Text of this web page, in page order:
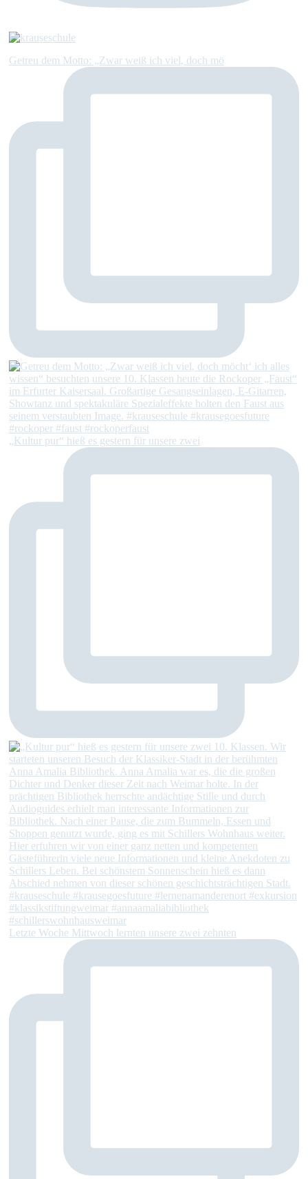
Getreu dem Motto: „Zwar weiß ich viel, doch mö
„Kultur pur“ hieß es gestern für unsere zwei
Letzte Woche Mittwoch lernten unsere zwei zehnten